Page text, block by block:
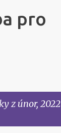
na hlavní obsah
pro
z únor, 2022